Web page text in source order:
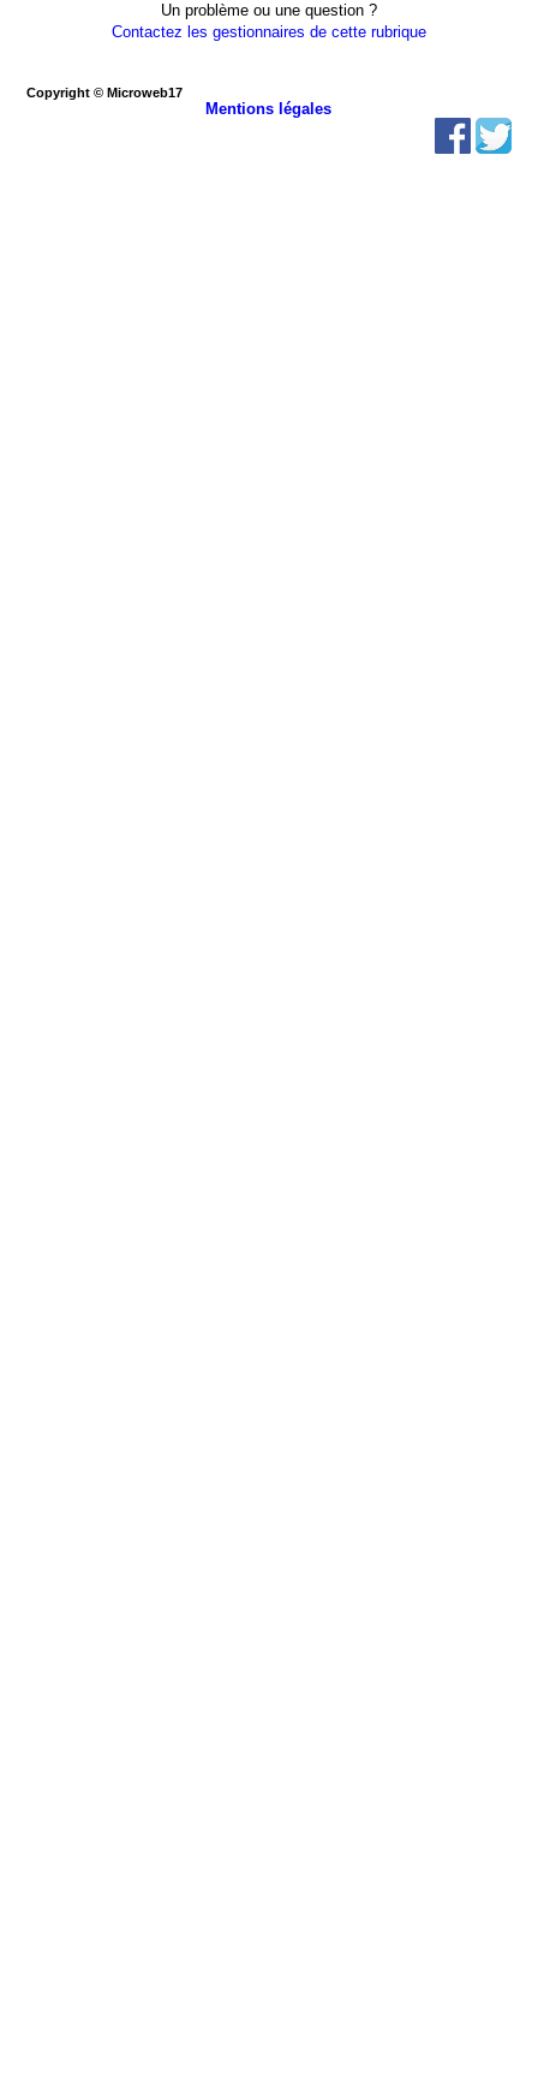
Un problème ou une question ?
Contactez les gestionnaires de cette rubrique
Copyright © Microweb17
Mentions légales